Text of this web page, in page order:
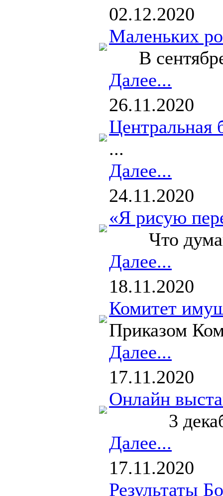
02.12.2020
Маленьких
В сентябре
Далее...
26.11.2020
...
Далее...
24.11.2020
«Я рисую
Что думают
Далее...
18.11.2020
Комитет
Приказом
Далее...
17.11.2020
Онлайн
3 декабря
Далее...
17.11.2020
Результаты